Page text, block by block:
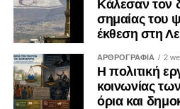
Κάλεσαν τον
σημαίας του
έκθεση στη
ΑΡΘΡΟΓΡΑΦΙΑ 2
Η πολιτική
κοινωνίας
όρια και